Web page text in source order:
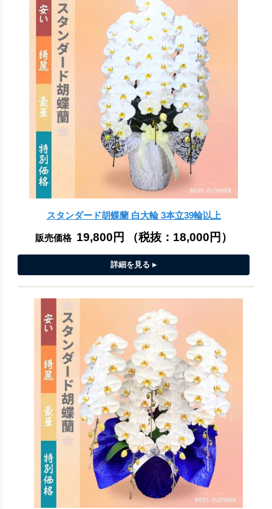
スタンダード胡蝶蘭 白大輪 3本立39輪以上
販売価格 19,800円 （税抜： 18,000円 ）